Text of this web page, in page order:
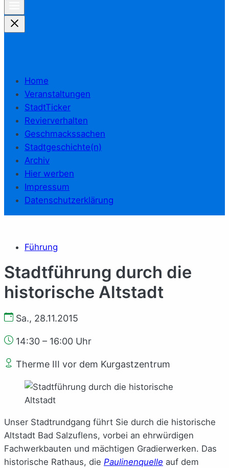
Home
Veranstaltungen
StadtTicker
Revierverhalten
Geschmackssachen
Stadtgeschichte(n)
Archiv
Hier werben
Impressum
Datenschutzerklärung
Führung
Stadtführung durch die
historische Altstadt
Sa., 28.11.2015
14:30 – 16:00 Uhr
Therme III vor dem Kurgastzentrum
Unser Stadtrundgang führt Sie durch die historische
Altstadt Bad Salzuflens, vorbei an ehrwürdigen
Fachwerkbauten und mächtigen Gradierwerken. Das
historische Rathaus, die Paulinenquelle auf dem